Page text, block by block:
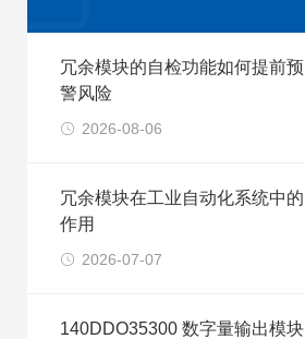
冗余模块的自检功能如何提前预
警风险
2026-08-06
冗余模块在工业自动化系统中的
作用
2026-07-07
140DDO35300 数字量输出模块